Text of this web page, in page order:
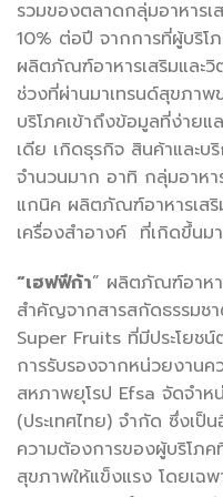
รวมของตลาดกลุ่มอาหารเ
10% ต่อปี จากการที่ผู้บริโ
ผลิตภัณฑ์อาหารเสริมและ
ช่วงที่ผ่านมาเทรนด์สุขภา
บริโภคเข้าถึงข้อมูลที่ง่ายแ
เดีย เกิดธุรกิจ สินค้าและบ
จำนวนมาก อาทิ กลุ่มอาห
แกนิค ผลิตภัณฑ์อาหารเสริ
เครื่องสำอางค์ ที่เกิดขึ้นม
“เฮฟฟีก้า” ผลิตภัณฑ์อาหา
สำคัญจากสารสกัดธรรมช
Super Fruits ที่มีประโยช
การรับรองจากหน่วยงาน
สหภาพยุโรป Efsa จัดจำห
(ประเทศไทย) จำกัด ซึ่งเ
ความต้องการของผู้บริโภค
สุขภาพให้แข็งแรง โดยเฉ